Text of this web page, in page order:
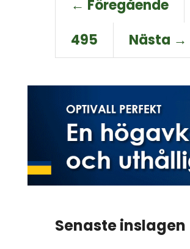
← Föregående
495
Nästa →
Senaste inslagen